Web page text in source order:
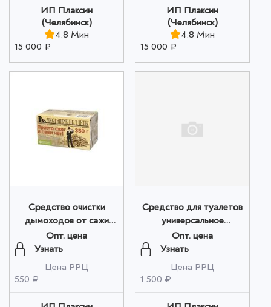
ИП Плаксин
(Челябинск)
4.8 Мин
15 000 ₽
ИП Плаксин
(Челябинск)
4.8 Мин
15 000 ₽
Средство очистки
дымоходов от сажи
"ПЕЛЛЕТЫ - ТЭ" 350
гр. оптом
Опт. цена
Узнать
Цена РРЦ
550 ₽
Средство для туалетов
универсальное
"ВСЕСЕЗОНКА" -
универсал" 5 л оптом
Опт. цена
Узнать
Цена РРЦ
1 500 ₽